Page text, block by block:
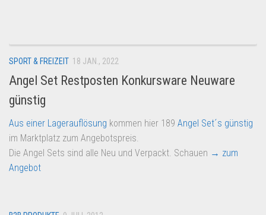
Amazon
Aldi
Lidl
Kostenlos verkaufen
Anmelden
Kostenlos Registrieren
SPORT & FREIZEIT 18 JAN., 2022
Angel Set Restposten Konkursware Neuware
günstig
Aus einer Lagerauflösung kommen hier 189 Angel Set´s günstig
im Marktplatz zum Angebotspreis.
Die Angel Sets sind alle Neu und Verpackt. Schauen → zum
Angebot